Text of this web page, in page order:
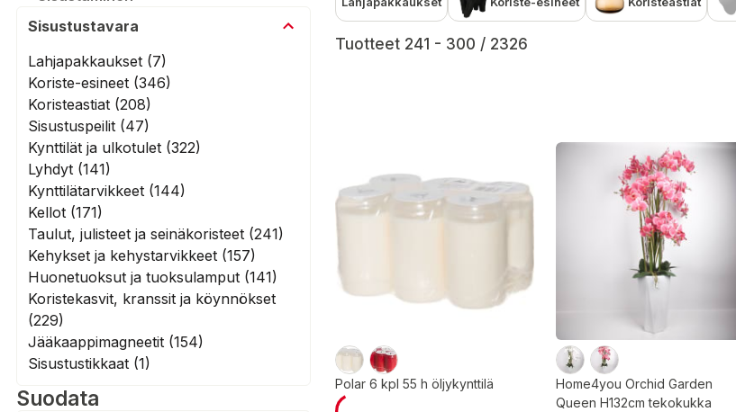
Sisustustavara
Lahjapakkaukset (7)
Koriste-esineet (346)
Koristeastiat (208)
Sisustuspeilit (47)
Kynttilät ja ulkotulet (322)
Lyhdyt (141)
Kynttilätarvikkeet (144)
Kellot (171)
Taulut, julisteet ja seinäkoristeet (241)
Kehykset ja kehystarvikkeet (157)
Huonetuoksut ja tuoksulamput (141)
Koristekasvit, kranssit ja köynnökset
(229)
Jääkaappimagneetit (154)
Sisustustikkaat (1)
Suodata
Tuotteet 241 - 300 / 2326
Polar 6 kpl 55 h öljykynttilä
Home4you Orchid Garden
Queen H132cm tekokukka